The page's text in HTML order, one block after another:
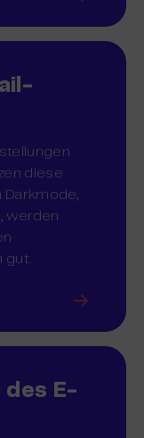
diese
werden
gut
des E-